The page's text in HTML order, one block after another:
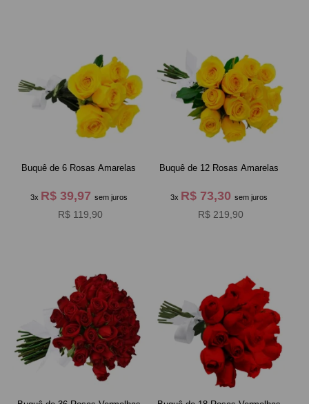
Buquê de 6 Rosas Amarelas
3x R$ 39,97 sem juros
R$ 119,90
Buquê de 12 Rosas Amarelas
3x R$ 73,30sem juros
R$ 219,90